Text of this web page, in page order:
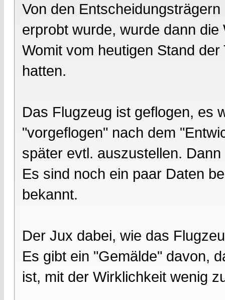
Von den
erprobt wurde, wurde dann
Womit vom heutigen Stand
hatten.
Das Flugzeug ist geflogen, es
"vorgeflogen" nach dem
später evtl. auszustellen.
Es sind noch ein paar Daten
bekannt.
Der Jux dabei, wie das
Es gibt ein "Gemälde" davon,
ist, mit der Wirklichkeit wenig